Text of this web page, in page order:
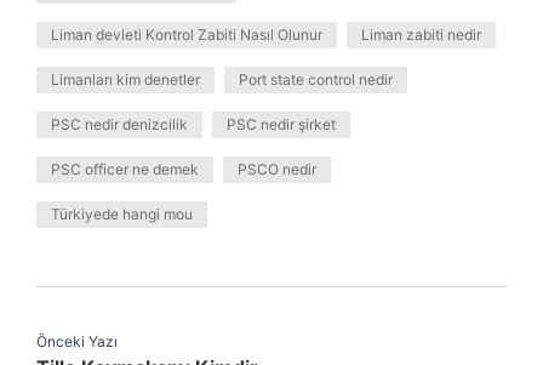
Liman devleti Kontrol Zabiti Nasıl Olunur Liman zabiti nedir
Limanları kim denetler Port state control nedir
PSC nedir denizcilik PSC nedir şirket
PSC officer ne demek PSCO nedir
Türkiyede hangi mou
Önceki Yazı